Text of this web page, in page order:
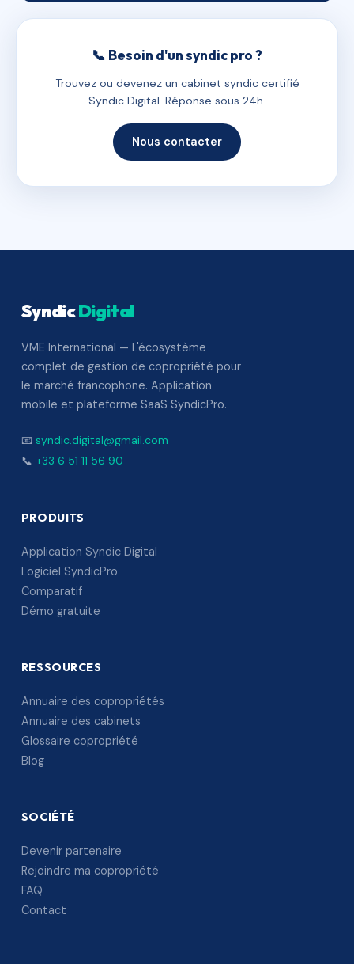
📞 Besoin d'un syndic pro ?
Trouvez ou devenez un cabinet syndic certifié
Syndic Digital. Réponse sous 24h.
Nous contacter
SyndicDigital
VME International — L'écosystème
complet de gestion de copropriété pour
le marché francophone. Application
mobile et plateforme SaaS SyndicPro.
📧 syndic.digital@gmail.com
📞 +33 6 51 11 56 90
PRODUITS
Application Syndic Digital
Logiciel SyndicPro
Comparatif
Démo gratuite
RESSOURCES
Annuaire des copropriétés
Annuaire des cabinets
Glossaire copropriété
Blog
SOCIÉTÉ
Devenir partenaire
Rejoindre ma copropriété
FAQ
Contact